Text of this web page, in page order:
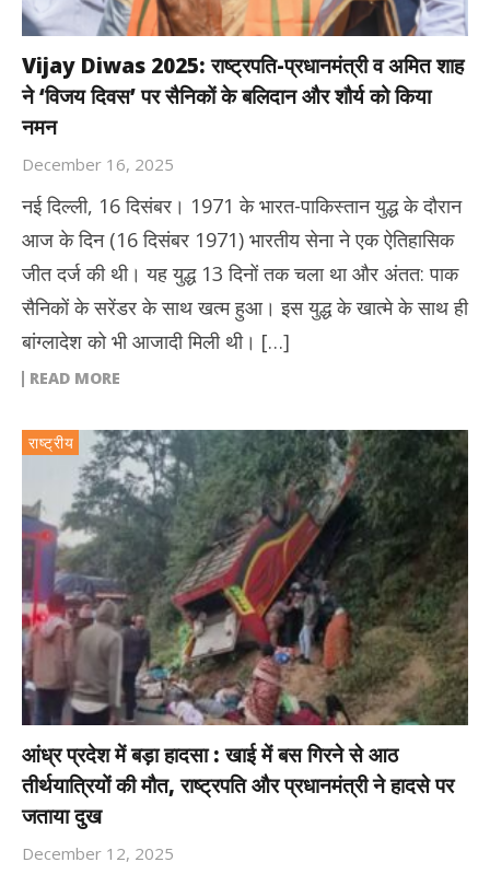
Vijay Diwas 2025: राष्ट्रपति-प्रधानमंत्री व अमित शाह
ने ‘विजय दिवस’ पर सैनिकों के बलिदान और शौर्य को किया
नमन
December 16, 2025
नई दिल्ली, 16 दिसंबर। 1971 के भारत-पाकिस्तान युद्ध के दौरान
आज के दिन (16 दिसंबर 1971) भारतीय सेना ने एक ऐतिहासिक
जीत दर्ज की थी। यह युद्ध 13 दिनों तक चला था और अंतत: पाक
सैनिकों के सरेंडर के साथ खत्म हुआ। इस युद्ध के खात्मे के साथ ही
बांग्लादेश को भी आजादी मिली थी। […]
READ MORE
राष्ट्रीय
आंध्र प्रदेश में बड़ा हादसा : खाई में बस गिरने से आठ
तीर्थयात्रियों की मौत, राष्ट्रपति और प्रधानमंत्री ने हादसे पर
जताया दुख
December 12, 2025